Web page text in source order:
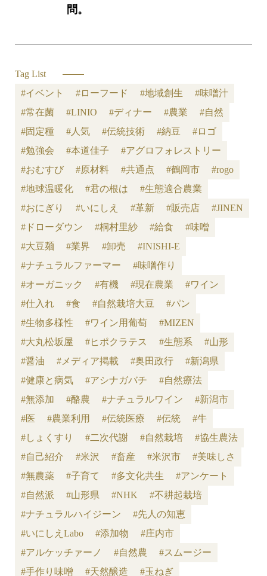
問。
Tag List
#イベント
#ローフード #地域創生
#味噌汁
#常在菌
#LINIO #ディナー #農業
#自然
#固定種
#人気 #伝統技術 #納豆
#ロゴ
#勉強会
#本道佳子
#アグロフォレストリー
#おむすび
#原材料 #共通点 #鶴岡市
#rogo
#地球温暖化
#君の根は
#生態適合農業
#おにぎり
#いにしえ #革新 #販売店
#JINEN
#ドローダウン
#桐村里紗 #給食
#味噌
#大豆麺
#業界 #卸売
#INISHI-E
#ナチュラルファーマー
#味噌作り
#オーガニック
#有機 #現在農業
#ワイン
#仕入れ
#食 #自然栽培大豆
#パン
#生物多様性
#ワイン用葡萄
#MIZEN
#大丸松坂屋
#ヒポクラテス #生態系
#山形
#醤油
#メディア掲載 #奥田政行
#新潟県
#健康と病気
#アシナガバチ
#自然療法
#無添加
#酪農 #ナチュラルワイン
#新潟市
#医
#農業利用 #伝統医療 #伝統
#牛
#しょくすり
#二次代謝 #自然栽培
#協生農法
#自己紹介
#米沢 #畜産 #米沢市
#美味しさ
#無農薬
#子育て #多文化共生
#アンケート
#自然派
#山形県 #NHK
#不耕起栽培
#ナチュラルハイジーン
#先人の知恵
#いにしえLabo
#添加物
#庄内市
#アルケッチァーノ
#自然農
#スムージー
#手作り味噌
#天然醸造
#玉ねぎ